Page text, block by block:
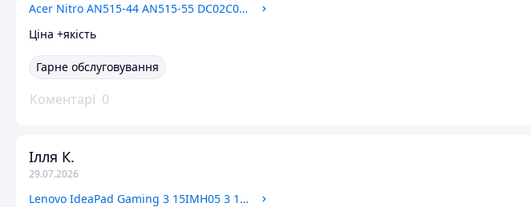
Acer Nitro AN515-44 AN515-55 DC02C00PW00 144Hz 40pin шлейф матриці
Ціна +якість
Гарне обслуговування
Коментарі 0
Ілля К.
29.07.2026
Lenovo IdeaPad Gaming 3 15IMH05 3 15ARH05 AP1JM000400AYL Нижня частина корпусу, корито, піддон